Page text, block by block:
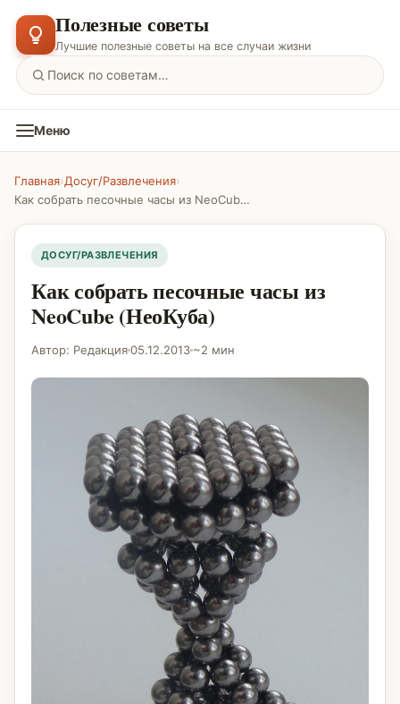
Полезные советы
Лучшие полезные советы на все случаи жизни
Меню
Главная›Досуг/Развлечения›
Как собрать песочные часы из NeoCube (НеоКуба)
ДОСУГ/РАЗВЛЕЧЕНИЯ
Как собрать песочные часы из
NeoCube (НеоКуба)
Автор: Редакция05.12.2013 ~2 мин